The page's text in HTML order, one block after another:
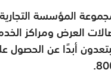
المؤسسة
العرض ومراكز